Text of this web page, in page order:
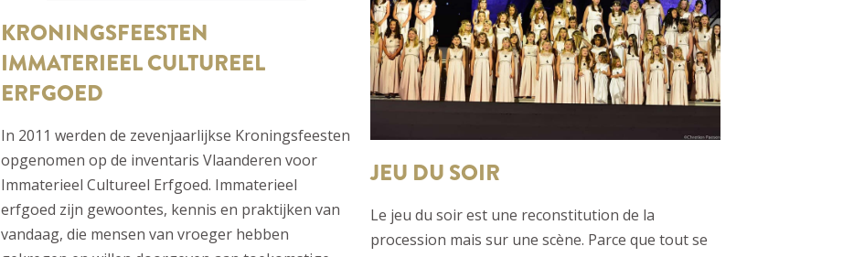
KRONINGSFEESTEN
IMMATERIEEL CULTUREEL
ERFGOED
In 2011 werden de zevenjaarlijkse Kroningsfeesten
opgenomen op de inventaris Vlaanderen voor
Immaterieel Cultureel Erfgoed. Immaterieel
erfgoed zijn gewoontes, kennis en praktijken van
vandaag, die mensen van vroeger hebben
JEU DU SOIR
Le jeu du soir est une reconstitution de la
procession mais sur une scène. Parce que tout se